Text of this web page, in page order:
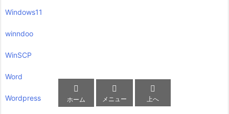
Windows11
winndoo
WinSCP
Word
Wordpress

ホーム

メニュー

上へ